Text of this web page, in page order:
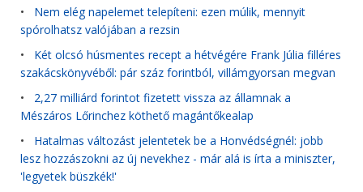
• Nem elég napelemet telepíteni: ezen múlik, mennyit
spórolhatsz valójában a rezsin
• Két olcsó húsmentes recept a hétvégére Frank Júlia filléres
szakácskönyvéből: pár száz forintból, villámgyorsan megvan
• 2,27 milliárd forintot fizetett vissza az államnak a
Mészáros Lőrinchez köthető magántőkealap
• Hatalmas változást jelentetek be a Honvédségnél: jobb
lesz hozzászokni az új nevekhez - már alá is írta a miniszter,
'legyetek büszkék!'